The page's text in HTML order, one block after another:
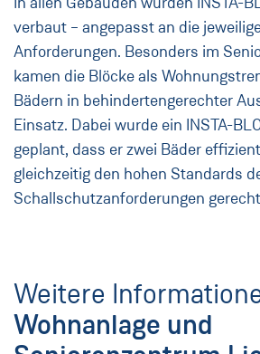
verbaut – angepasst an die
Anforderungen. Besonders im
kamen die Blöcke als
Bädern in behindertengerechter
Einsatz. Dabei wurde ein INSTA-
geplant, dass er zwei Bäder
gleichzeitig den hohen Standards
Schallschutzanforderungen
Weitere
Wohnanlage und